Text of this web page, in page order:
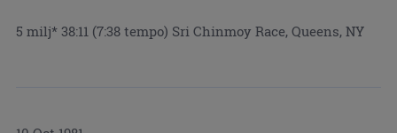
5 milj* 38:11 (7:38 tempo) Sri Chinmoy Race, Queens, NY